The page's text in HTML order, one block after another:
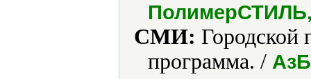
СМИ: Городской
программа. /